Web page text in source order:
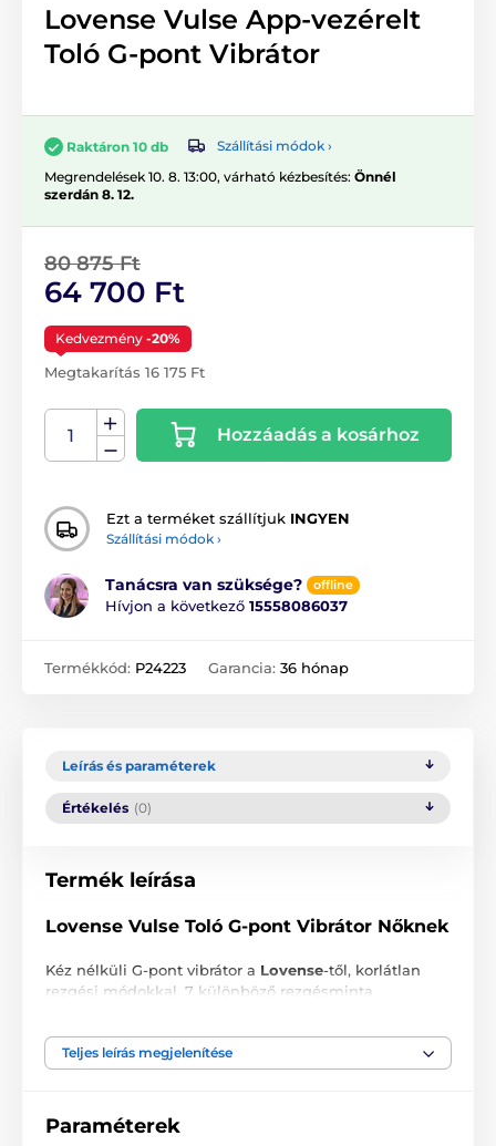
Lovense Vulse App-vezérelt
Toló G-pont Vibrátor
Raktáron 10 db
Szállítási módok ›
Megrendelések 10. 8. 13:00, várható kézbesítés: Önnél
szerdán 8. 12.
80 875 Ft
64 700 Ft
Kedvezmény -20%
Megtakarítás 16 175 Ft
Hozzáadás a kosárhoz
Ezt a terméket szállítjuk INGYEN
Szállítási módok ›
Tanácsra van szüksége? offline
Hívjon a következő 15558086037
Termékkód: P24223 Garancia: 36 hónap
Leírás és paraméterek
Értékelés (0)
Termék leírása
Lovense Vulse Toló G-pont Vibrátor Nőknek
Kéz nélküli G-pont vibrátor a Lovense-től, korlátlan
rezgési módokkal. 7 különböző rezgésminta
távirányítón keresztül, amely több mint 10 000 mintát
kínál az alkalmazás könyvtárában.
egyszerűen egy ujjmozdulattal vezérelheti. Ossza meg
a távoli vezérlési linket bármilyen távolságra, hogy Ön
Teljes leírás megjelenítése
Paraméterek